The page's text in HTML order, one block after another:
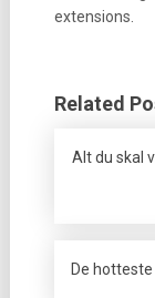
extensions.
Related
Alt du skal
De